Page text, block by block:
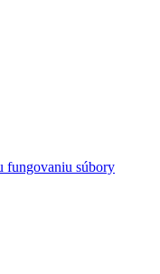
fungovaniu súbory